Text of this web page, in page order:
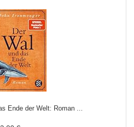
Ende der Welt: Roman ...